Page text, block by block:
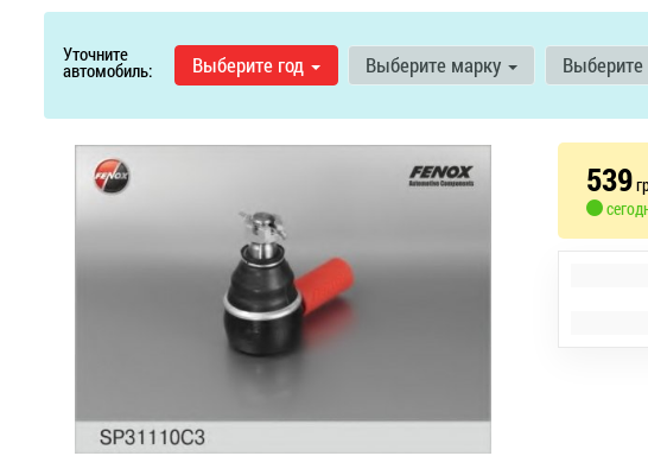
Уточните
автомобиль: Выберите год Выберите марку
539